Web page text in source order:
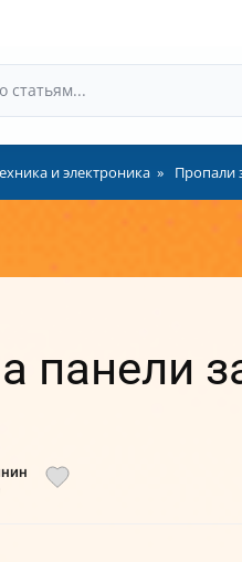
и электроника Пропали
панели